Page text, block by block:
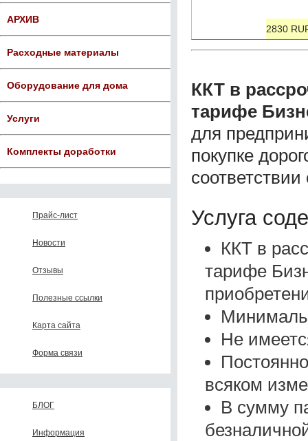
АРХИВ
Расходные материалы
Оборудование для дома
Услуги
Комплекты доработки
Прайс-лист
Новости
Отзывы
Полезные ссылки
Карта сайта
Форма связи
БЛОГ
Информация
2830
ККТ в
тарифе
для
покупке
Услуга
ККТ в
тарифе
Не
всяком
В сумму